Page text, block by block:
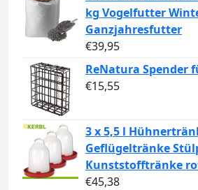
kg Vogelfutter
Ganzjahresfutter
€39,95
ReNatura Spender
€15,55
3 x 5,5 l
Geflügeltränke
Kunststofftränke
€45,38